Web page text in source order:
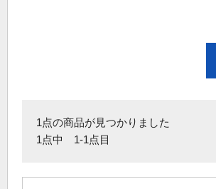
1点の商品が見つかりました
1点中 1-1点目